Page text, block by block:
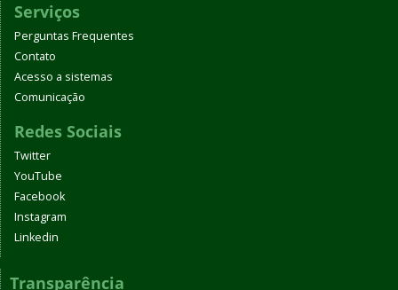
Serviços
Perguntas Frequentes
Contato
Acesso a sistemas
Comunicação
Redes Sociais
Twitter
YouTube
Facebook
Instagram
Linkedin
Transparência